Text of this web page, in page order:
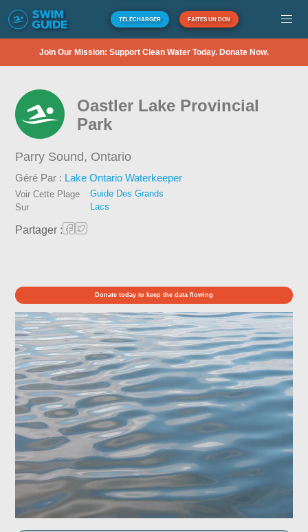
TÉLÉCHARGER FAITES UN DON
Join Our Mission: Support Clean Water Today. Donate Now.
Oastler Lake Provincial
Park
Parry Sound, Ontario
Géré Par : Lake Ontario Waterkeeper
Voir Cette Plage
Sur
Guide Des Grands
Lacs
Partager :
Donate today to keep the data flowing